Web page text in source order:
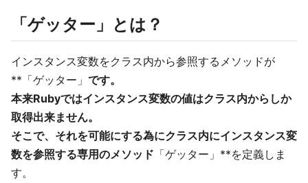
「ゲッター」とは？
インスタンス変数をクラス内から参照するメソッドが
**「ゲッター」 です。
本来Rubyではインスタンス変数の値はクラス内からしか
取得出来ません。
そこで、それを可能にする為にクラス内にインスタンス変
数を参照する専用のメソッド 「ゲッター」**を定義しま
す。